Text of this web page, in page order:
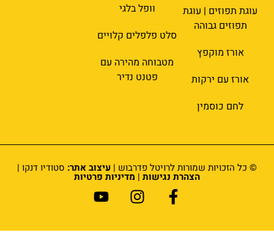
עוגת תפוזים | עוגת
תפוזים גבוהה
אורז מוקפץ
אורז עם ירקות
לחם כוסמין
וופל בלגי
סלט פלפלים קלויים
מטבוחה מהירה עם
פטנט נדיר
© כל הזכויות שמורות לרויטל פדרבוש | עיצוב אתר: סטודיו דנקו |
הצהרת נגישות | מדיניות פרטיות